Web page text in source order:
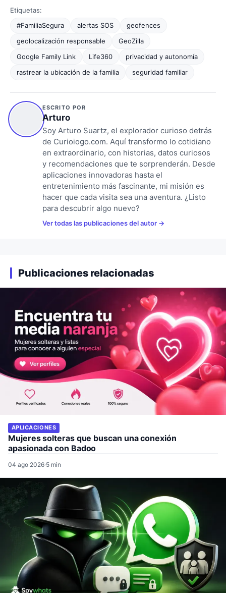
Etiquetas:
#FamiliaSegura
alertas SOS
geofences
geolocalización responsable
GeoZilla
Google Family Link
Life360
privacidad y autonomía
rastrear la ubicación de la familia
seguridad familiar
ESCRITO POR
Arturo
Soy Arturo Suartz, el explorador curioso detrás
de Curioiogo.com. Aquí transformo lo cotidiano
en extraordinario, con historias, datos curiosos
y recomendaciones que te sorprenderán. Desde
aplicaciones innovadoras hasta el
entretenimiento más fascinante, mi misión es
hacer que cada visita sea una aventura. ¿Listo
para descubrir algo nuevo?
Ver todas las publicaciones del autor
Publicaciones relacionadas
APLICACIONES
Mujeres solteras que buscan una conexión
apasionada con Badoo
04 ago 2026·5 min